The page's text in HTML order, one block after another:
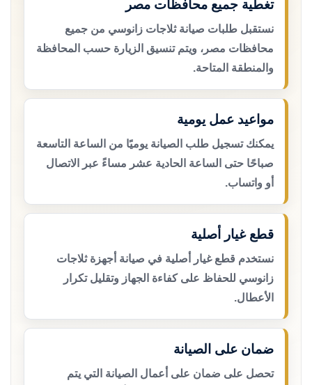
تغطية جميع محافظات مصر
نستقبل طلبات صيانة ثلاجات زانوسي من جميع
محافظات مصر، ويتم تنسيق الزيارة حسب المحافظة
والمنطقة المتاحة.
مواعيد عمل يومية
يمكنك تسجيل طلب الصيانة يوميًا من الساعة التاسعة
صباحًا حتى الساعة الحادية عشر مساءً عبر الاتصال
أو واتساب.
قطع غيار أصلية
نستخدم قطع غيار أصلية في صيانة أجهزة ثلاجات
زانوسي للحفاظ على كفاءة الجهاز وتقليل تكرار
الأعطال.
ضمان على الصيانة
تحصل على ضمان على أعمال الصيانة التي يتم